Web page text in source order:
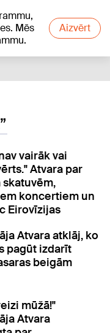
Mēs
Aizvērt
vairāk vai
Atvara par
koncertiem un
Eirovīzijas
Atvara atklāj, ko
pagūt izdarīt
beigām
mūžā!"
Atvara